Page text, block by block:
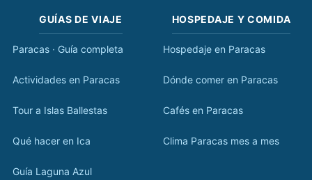
GUÍAS DE VIAJE
Paracas · Guía completa
Actividades en Paracas
Tour a Islas Ballestas
Qué hacer en Ica
Guía Laguna Azul
HOSPEDAJE Y COMIDA
Hospedaje en Paracas
Dónde comer en Paracas
Cafés en Paracas
Clima Paracas mes a mes